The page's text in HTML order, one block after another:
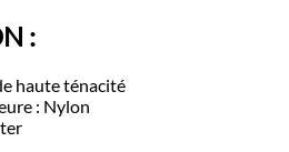
:
haute ténacité
: Nylon